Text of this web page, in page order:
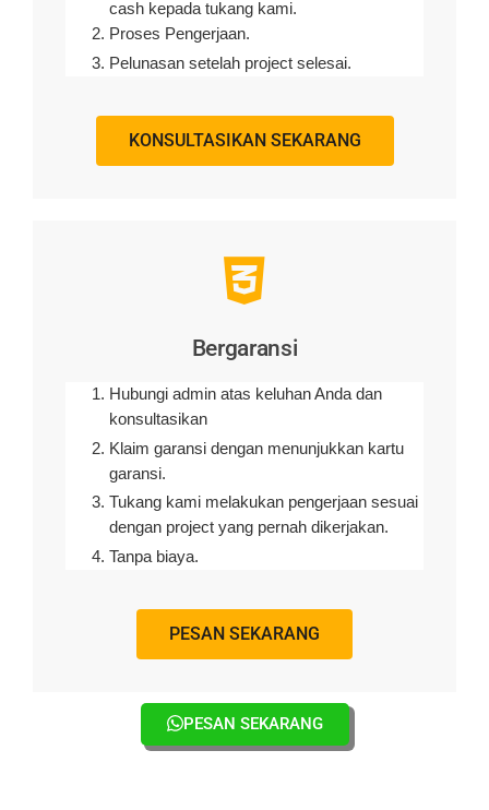
cash kepada tukang kami.
Proses Pengerjaan.
Pelunasan setelah project selesai.
KONSULTASIKAN SEKARANG
Bergaransi
Hubungi admin atas keluhan Anda dan
konsultasikan
Klaim garansi dengan menunjukkan kartu
garansi.
Tukang kami melakukan pengerjaan sesuai
dengan project yang pernah dikerjakan.
Tanpa biaya.
PESAN SEKARANG
PESAN SEKARANG